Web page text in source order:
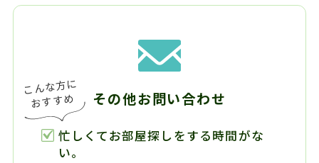
その他お問い合わせ
忙しくてお部屋探しをする時間がな
い。